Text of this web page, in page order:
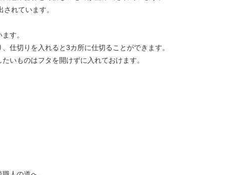
れています。
す。
仕切りを入れると3カ所に仕切ることができます。
いものはフタを開けずに入れておけます。